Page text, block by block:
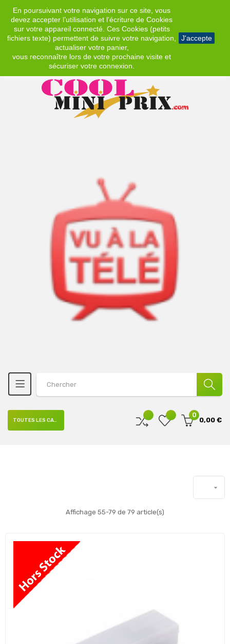
En poursuivant votre navigation sur ce site, vous
devez accepter l’utilisation et l'écriture de Cookies
sur votre appareil connecté. Ces Cookies (petits
fichiers texte) permettent de suivre votre navigation,
actualiser votre panier,
vous reconnaître lors de votre prochaine visite et
sécuriser votre connexion.
J'accepte
EUR
0
0,00 €
TOUTES LES CATÉGORIES

Affichage 55-79 de 79 article(s)